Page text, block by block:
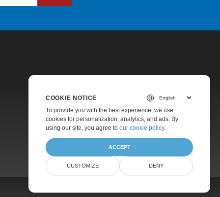
Pricing
Paid Support
About
COOKIE NOTICE
To provide you with the best experience, we use
cookies for personalization, analytics, and ads. By
using our site, you agree to our cookie policy.
ACCEPT
CUSTOMIZE DENY